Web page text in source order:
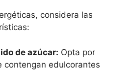
considera las
de azúcar: Opta por
contengan edulcorantes